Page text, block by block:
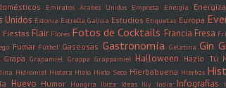
Emiratos Árabes Unidos Empresa Energía
Unidos Estonia Estrella Galicia Estudios Etiquetas Europa
Fiestas Flair Flores Fotos de Cocktails Francia Fresa
Fumar Fútbol Gaseosas Gastronomía Gelatina Gin
Grapa Grapamiel Grappa Grappamiel Halloween Hazlo Tú
Hidromiel Hielera Hielo Hielo Seco Hierbabuena Hierbas
Huevo Humor Hungría Ibiza Ideas Illy India Infografías